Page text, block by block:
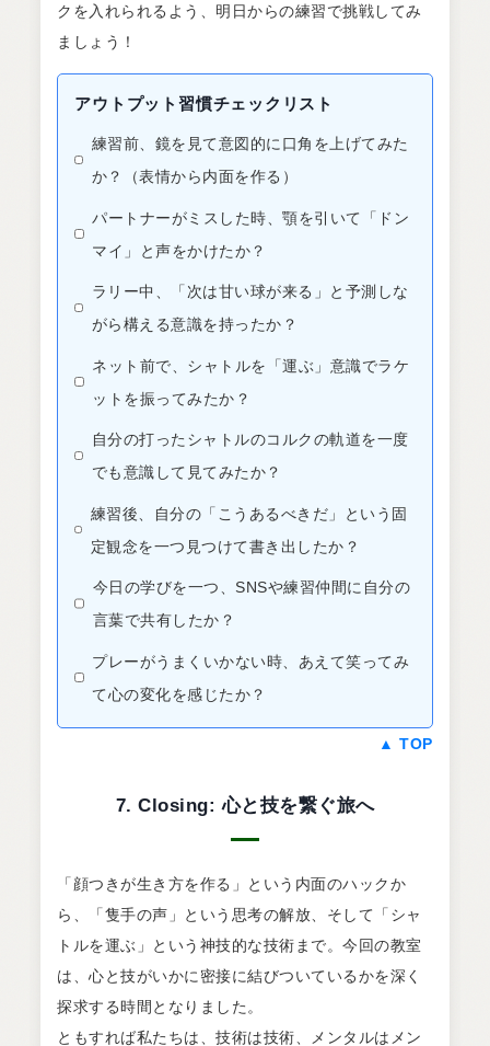
クを入れられるよう、明日からの練習で挑戦してみ
ましょう！
アウトプット習慣チェックリスト
練習前、鏡を見て意図的に口角を上げてみた
か？（表情から内面を作る）
パートナーがミスした時、顎を引いて「ドン
マイ」と声をかけたか？
ラリー中、「次は甘い球が来る」と予測しな
がら構える意識を持ったか？
ネット前で、シャトルを「運ぶ」意識でラケ
ットを振ってみたか？
自分の打ったシャトルのコルクの軌道を一度
でも意識して見てみたか？
練習後、自分の「こうあるべきだ」という固
定観念を一つ見つけて書き出したか？
今日の学びを一つ、SNSや練習仲間に自分の
言葉で共有したか？
プレーがうまくいかない時、あえて笑ってみ
て心の変化を感じたか？
▲ TOP
7. Closing: 心と技を繋ぐ旅へ
「顔つきが生き方を作る」という内面のハックか
ら、「隻手の声」という思考の解放、そして「シャ
トルを運ぶ」という神技的な技術まで。今回の教室
は、心と技がいかに密接に結びついているかを深く
探求する時間となりました。
ともすれば私たちは、技術は技術、メンタルはメン